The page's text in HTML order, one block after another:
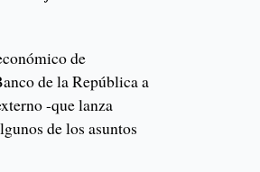
de
de la República a
-que lanza
de los asuntos